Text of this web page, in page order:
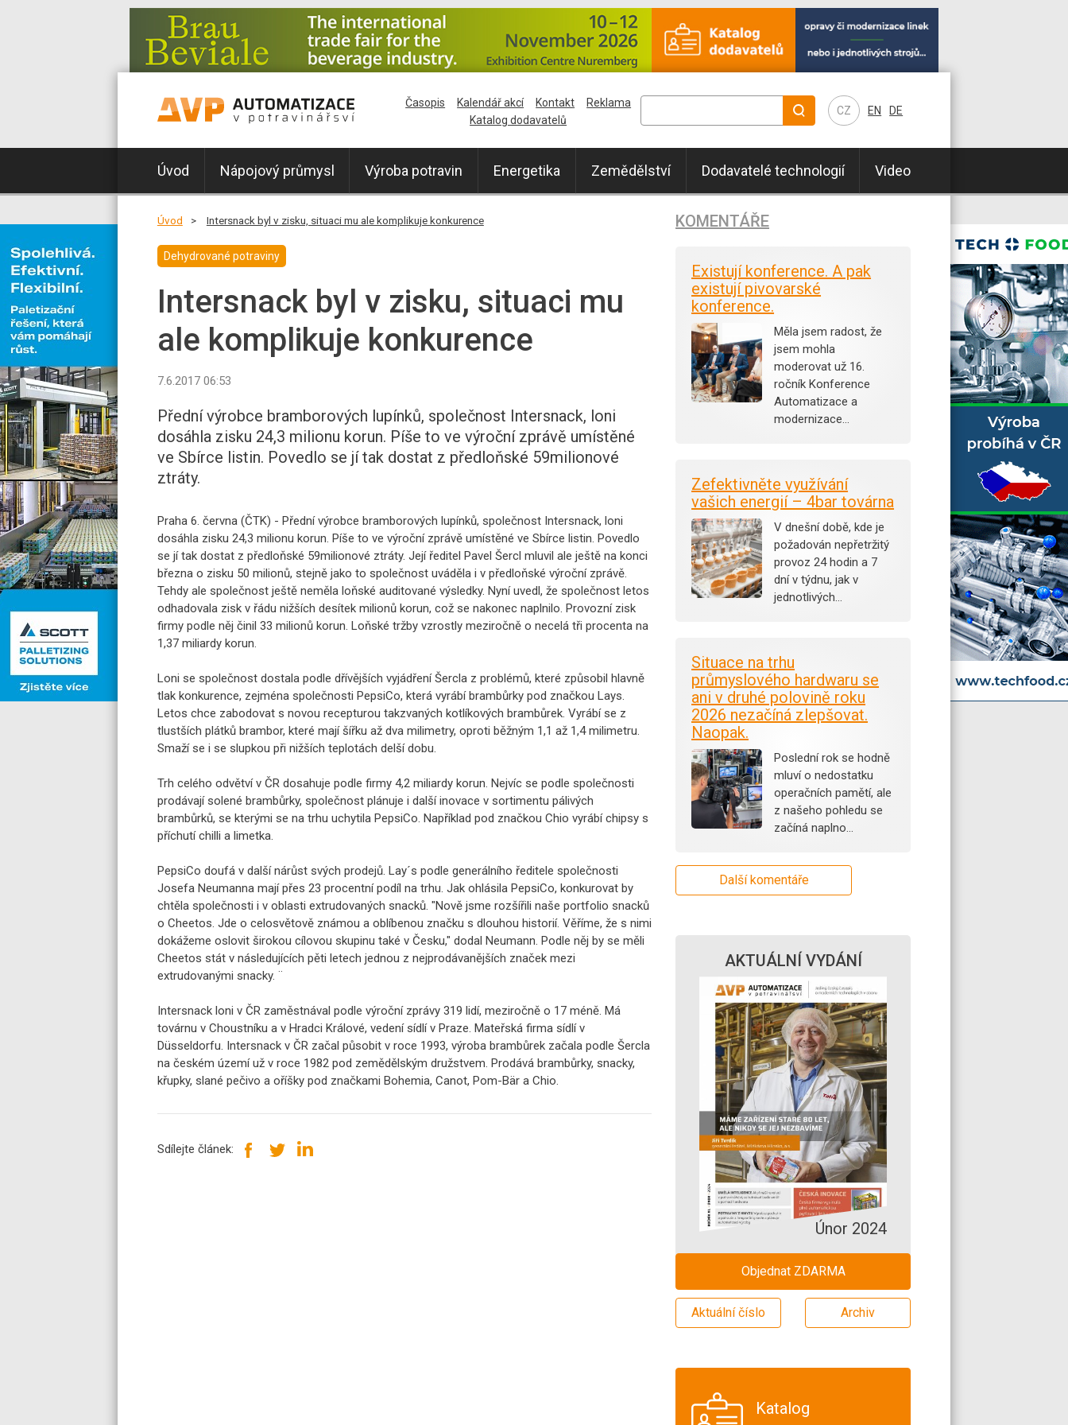
CZ EN DE
Úvod Nápojový průmysl Výroba potravin Energetika Zemědělství Dodavatelé technologií Video
Časopis Kalendář akcí Kontakt
Reklama
Katalog dodavatelů
Úvod Intersnack byl v zisku, situaci mu ale komplikuje konkurence
Dehydrované potraviny
Intersnack byl v zisku, situaci mu
ale komplikuje konkurence
7.6.2017 06:53
Přední výrobce bramborových lupínků, společnost Intersnack, loni
dosáhla zisku 24,3 milionu korun. Píše to ve výroční zprávě umístěné
ve Sbírce listin. Povedlo se jí tak dostat z předloňské 59milionové
ztráty.
Praha 6. června (ČTK) - Přední výrobce bramborových lupínků, společnost Intersnack, loni
dosáhla zisku 24,3 milionu korun. Píše to ve výroční zprávě umístěné ve Sbírce listin. Povedlo
se jí tak dostat z předloňské 59milionové ztráty. Její ředitel Pavel Šercl mluvil ale ještě na konci
března o zisku 50 milionů, stejně jako to společnost uváděla i v předloňské výroční zprávě.
Tehdy ale společnost ještě neměla loňské auditované výsledky. Nyní uvedl, že společnost letos
odhadovala zisk v řádu nižších desítek milionů korun, což se nakonec naplnilo. Provozní zisk
firmy podle něj činil 33 milionů korun. Loňské tržby vzrostly meziročně o necelá tři procenta na
1,37 miliardy korun.
Loni se společnost dostala podle dřívějších vyjádření Šercla z problémů, které způsobil hlavně
tlak konkurence, zejména společnosti PepsiCo, která vyrábí brambůrky pod značkou Lays.
Letos chce zabodovat s novou recepturou takzvaných kotlíkových brambůrek. Vyrábí se z
tlustších plátků brambor, které mají šířku až dva milimetry, oproti běžným 1,1 až 1,4 milimetru.
Smaží se i se slupkou při nižších teplotách delší dobu.
Trh celého odvětví v ČR dosahuje podle firmy 4,2 miliardy korun. Nejvíc se podle společnosti
prodávají solené brambůrky, společnost plánuje i další inovace v sortimentu pálivých
brambůrků, se kterými se na trhu uchytila PepsiCo. Například pod značkou Chio vyrábí chipsy s
příchutí chilli a limetka.
PepsiCo doufá v další nárůst svých prodejů. Lay´s podle generálního ředitele společnosti
Josefa Neumanna mají přes 23 procentní podíl na trhu. Jak ohlásila PepsiCo, konkurovat by
chtěla společnosti i v oblasti extrudovaných snacků. "Nově jsme rozšířili naše portfolio snacků
o Cheetos. Jde o celosvětově známou a oblíbenou značku s dlouhou historií. Věříme, že s nimi
dokážeme oslovit širokou cílovou skupinu také v Česku," dodal Neumann. Podle něj by se měli
Cheetos stát v následujících pěti letech jednou z nejprodávanějších značek mezi
extrudovanými snacky. ¨
Intersnack loni v ČR zaměstnával podle výroční zprávy 319 lidí, meziročně o 17 méně. Má
továrnu v Choustníku a v Hradci Králové, vedení sídlí v Praze. Mateřská firma sídlí v
Düsseldorfu. Intersnack v ČR začal působit v roce 1993, výroba brambůrek začala podle Šercla
na českém území už v roce 1982 pod zemědělským družstvem. Prodává brambůrky, snacky,
křupky, slané pečivo a oříšky pod značkami Bohemia, Canot, Pom-Bär a Chio.
Sdílejte článek:
KOMENTÁŘE
Existují konference. A pak
existují pivovarské
konference.
Měla jsem radost, že
jsem mohla
moderovat už 16.
ročník Konference
Automatizace a
modernizace…
Zefektivněte využívání
vašich energií – 4bar továrna
V dnešní době, kde je
požadován nepřetržitý
provoz 24 hodin a 7
dní v týdnu, jak v
jednotlivých…
Situace na trhu
průmyslového hardwaru se
ani v druhé polovině roku
2026 nezačíná zlepšovat.
Naopak.
Poslední rok se hodně
mluví o nedostatku
operačních pamětí, ale
z našeho pohledu se
začíná naplno…
Další komentáře
AKTUÁLNÍ VYDÁNÍ
Únor 2024
Objednat ZDARMA
Aktuální číslo Archiv
Katalog